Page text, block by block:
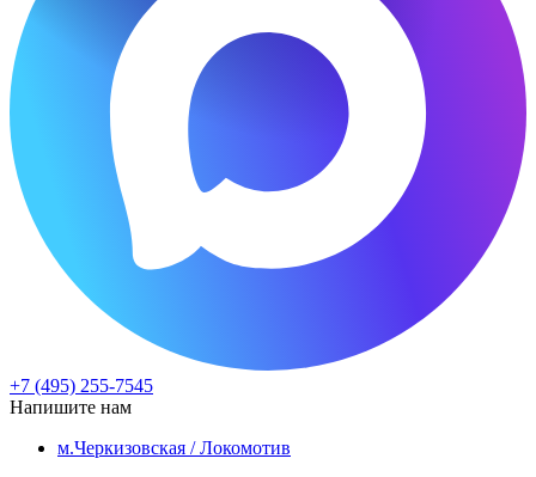
+7 (495) 255-7545
Напишите нам
м.Черкизовская / Локомотив